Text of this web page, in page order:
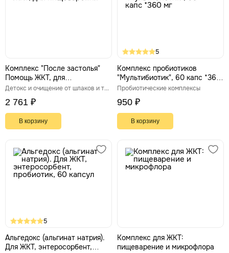
Комплекс "После застолья"
Помощь ЖКТ, для
пищеварения
Детокс и очищение от шлаков и токсинов
2 761 ₽
В корзину
5
Комплекс пробиотиков
"Мультибиотик", 60 капс *360
мг
Пробиотические комплексы
950 ₽
В корзину
5
Альгедокс (альгинат натрия).
Для ЖКТ, энтеросорбент,
Комплекс для ЖКТ:
пищеварение и микрофлора